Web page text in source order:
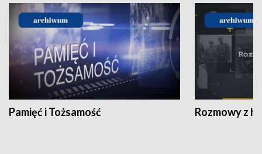
Pamięć i Tożsamość Rozmowy z